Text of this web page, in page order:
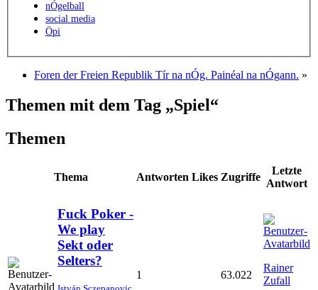
nÓgelball
social media
Öpi
Foren der Freien Republik Tír na nÓg. Painéal na nÓgann. »
Themen mit dem Tag „Spiel“
Themen
Thema Antworten Likes Zugriffe
Letzte
Antwort
Fuck Poker -
We play
Sekt oder
Selters?
1 63.022
Rainer
Zufall